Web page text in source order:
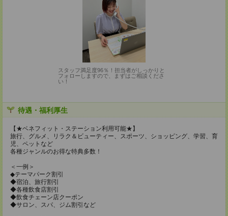
スタッフ満足度96％！担当者がしっかりと
フォローしますので、まずはご相談くださ
い！
待遇・福利厚生
【★ベネフィット・ステーション利用可能★】
旅行、グルメ、リラク＆ビューティー、スポーツ、ショッピング、学習、育
児、ペットなど
各種ジャンルのお得な特典多数！
＜一例＞
◆テーマパーク割引
◆宿泊、旅行割引
◆各種飲食店割引
◆飲食チェーン店クーポン
◆サロン、スパ、ジム割引など